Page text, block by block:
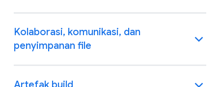
Kolaborasi, komunikasi, dan
penyimpanan file